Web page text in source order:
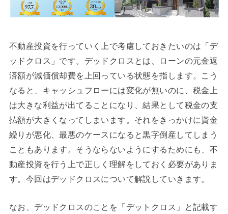
不動産投資を行っていく上で考慮しておきたいのは「デ
ッドクロス」です。デッドクロスとは、ローンの元金返
済額が減価償却費を上回っている状態を指します。こう
なると、キャッシュフローには変化が無いのに、税金上
は大きな利益が出てることになり、結果として税金の支
払額が大きくなってしまいます。それをきっかけに資金
繰りが悪化、最悪のケースになると黒字倒産してしまう
こともあります。そうならないようにするためにも、不
動産投資を行う上で正しく理解をしておく必要がありま
す。今回はデッドクロスについて解説していきます。
なお、デッドクロスのことを「デットクロス」と記載す